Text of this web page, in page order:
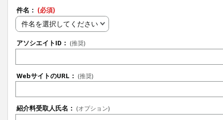
件名： (必須)
件名を選択してください
アソシエイトID： (推奨)
WebサイトのURL： (推奨)
紹介料受取人氏名： (オプション)